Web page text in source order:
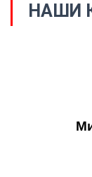
НАШИ